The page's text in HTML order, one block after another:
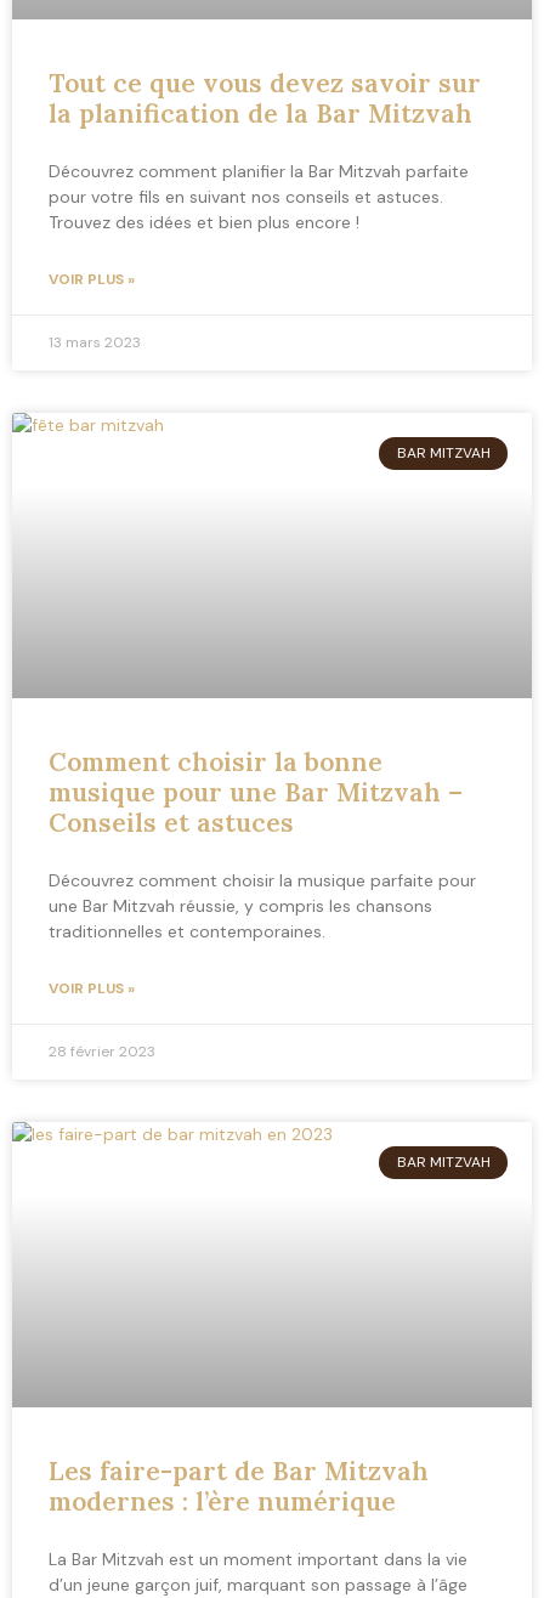
Tout ce que vous devez savoir sur
la planification de la Bar Mitzvah
Découvrez comment planifier la Bar Mitzvah parfaite
pour votre fils en suivant nos conseils et astuces.
Trouvez des idées et bien plus encore !
VOIR PLUS »
13 mars 2023
BAR MITZVAH
Comment choisir la bonne
musique pour une Bar Mitzvah –
Conseils et astuces
Découvrez comment choisir la musique parfaite pour
une Bar Mitzvah réussie, y compris les chansons
traditionnelles et contemporaines.
VOIR PLUS »
28 février 2023
BAR MITZVAH
Les faire-part de Bar Mitzvah
modernes : l’ère numérique
La Bar Mitzvah est un moment important dans la vie
d’un jeune garçon juif, marquant son passage à l’âge